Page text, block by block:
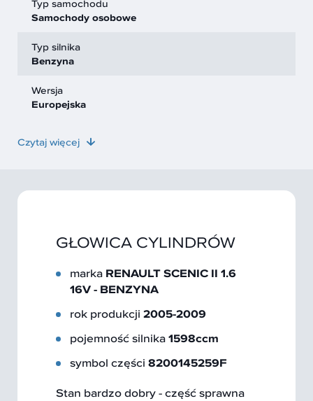
Typ samochodu
Samochody osobowe
Typ silnika
Benzyna
Wersja
Europejska
Czytaj więcej
GŁOWICA CYLINDRÓW
marka RENAULT SCENIC II 1.6
16V - BENZYNA
rok produkcji 2005-2009
pojemność silnika1598ccm
symbol części 8200145259F
Stan bardzo dobry - część sprawna